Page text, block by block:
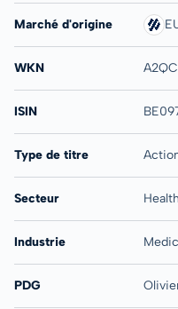
Marché d'origine
WKN
ISIN
Type de titre
Secteur
Industrie
PDG